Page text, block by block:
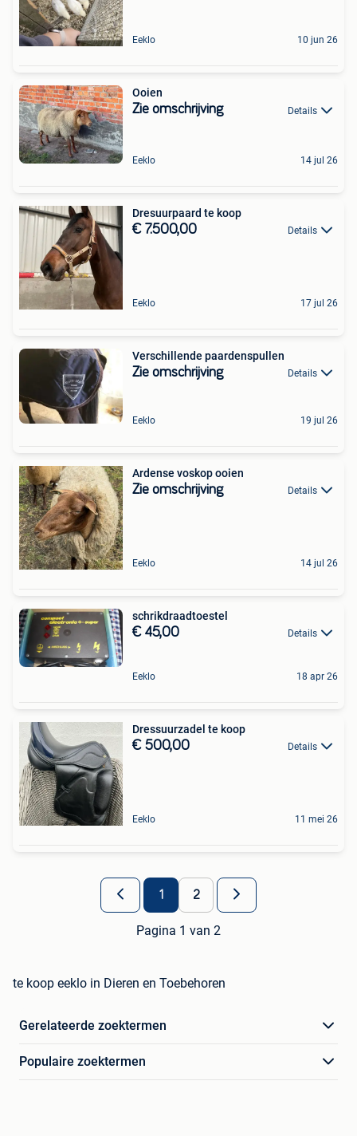
Eeklo 10 jun 26
Ooien
Zie omschrijving Details
Eeklo 14 jul 26
Dresuurpaard te koop
€ 7.500,00 Details
Eeklo 17 jul 26
Verschillende paardenspullen
Zie omschrijving Details
Eeklo 19 jul 26
Ardense voskop ooien
Zie omschrijving Details
Eeklo 14 jul 26
schrikdraadtoestel
€ 45,00 Details
Eeklo 18 apr 26
Dressuurzadel te koop
€ 500,00 Details
Eeklo 11 mei 26
1 2
Pagina 1 van 2
te koop eeklo in Dieren en Toebehoren
Gerelateerde zoektermen
Populaire zoektermen